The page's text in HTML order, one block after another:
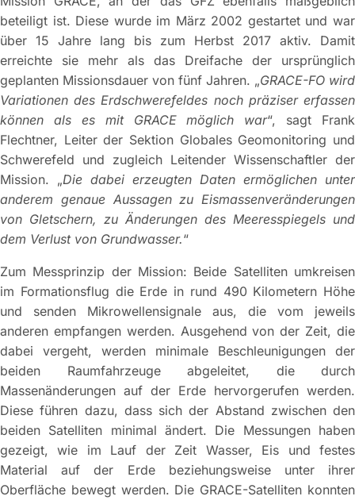
beteiligt ist. Diese wurde im März 2002 gestartet und war
über 15 Jahre lang bis zum Herbst 2017 aktiv. Damit
erreichte sie mehr als das Dreifache der ursprünglich
geplanten Missionsdauer von fünf Jahren. „GRACE-FO wird
Variationen des Erdschwerefeldes noch präziser erfassen
können als es mit GRACE möglich war“, sagt Frank
Flechtner, Leiter der Sektion Globales Geomonitoring und
Schwerefeld und zugleich Leitender Wissenschaftler der
Mission. „Die dabei erzeugten Daten ermöglichen unter
anderem genaue Aussagen zu Eismassenveränderungen
von Gletschern, zu Änderungen des Meeresspiegels und
dem Verlust von Grundwasser.“
Zum Messprinzip der Mission: Beide Satelliten umkreisen
im Formationsflug die Erde in rund 490 Kilometern Höhe
und senden Mikrowellensignale aus, die vom jeweils
anderen empfangen werden. Ausgehend von der Zeit, die
dabei vergeht, werden minimale Beschleunigungen der
beiden Raumfahrzeuge abgeleitet, die durch
Massenänderungen auf der Erde hervorgerufen werden.
Diese führen dazu, dass sich der Abstand zwischen den
beiden Satelliten minimal ändert. Die Messungen haben
gezeigt, wie im Lauf der Zeit Wasser, Eis und festes
Material auf der Erde beziehungsweise unter ihrer
Oberfläche bewegt werden. Die GRACE-Satelliten konnten